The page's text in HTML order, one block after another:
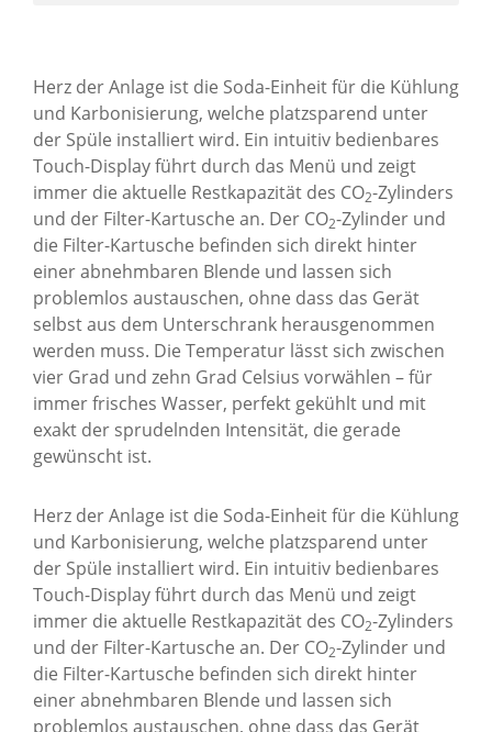
Herz der Anlage ist die Soda-Einheit für die Kühlung
und Karbonisierung, welche platzsparend unter
der Spüle installiert wird. Ein intuitiv bedienbares
Touch-Display führt durch das Menü und zeigt
immer die aktuelle Restkapazität des CO2-Zylinders
und der Filter-Kartusche an. Der CO2-Zylinder und
die Filter-Kartusche befinden sich direkt hinter
einer abnehmbaren Blende und lassen sich
problemlos austauschen, ohne dass das Gerät
selbst aus dem Unterschrank herausgenommen
werden muss. Die Temperatur lässt sich zwischen
vier Grad und zehn Grad Celsius vorwählen – für
immer frisches Wasser, perfekt gekühlt und mit
exakt der sprudelnden Intensität, die gerade
gewünscht ist.
Herz der Anlage ist die Soda-Einheit für die Kühlung
und Karbonisierung, welche platzsparend unter
der Spüle installiert wird. Ein intuitiv bedienbares
Touch-Display führt durch das Menü und zeigt
immer die aktuelle Restkapazität des CO2-Zylinders
und der Filter-Kartusche an. Der CO2-Zylinder und
die Filter-Kartusche befinden sich direkt hinter
einer abnehmbaren Blende und lassen sich
problemlos austauschen, ohne dass das Gerät